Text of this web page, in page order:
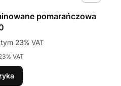
pomarańczowa
%s VAT
23% VAT
VAT